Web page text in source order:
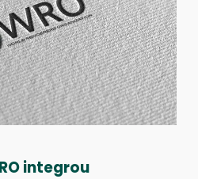
integrou